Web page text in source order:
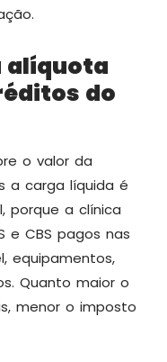
alíquota
do
o valor da
a carga líquida é
porque a clínica
e CBS pagos nas
equipamentos,
Quanto maior o
menor o imposto